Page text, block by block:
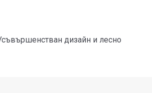
дизайн и лесно